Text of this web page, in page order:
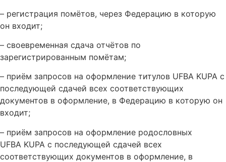
– регистрация помётов, через Федерацию в которую
он входит;
– своевременная сдача отчётов по
зарегистрированным помётам;
– приём запросов на оформление титулов UFBA KUPA с
последующей сдачей всех соответствующих
документов в оформление, в Федерацию в которую он
входит;
– приём запросов на оформление родословных
UFBA KUPA с последующей сдачей всех
соответствующих документов в оформление, в